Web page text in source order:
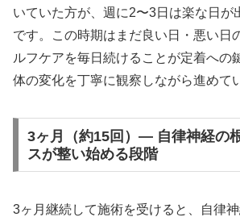
いていた方が、週に2〜3日は楽な日が
です。この時期はまだ良い日・悪い日
ルフケアを毎日続けることが定着への
体の変化を丁寧に観察しながら進めて
3ヶ月（約15回）— 自律神経の
スが整い始める段階
3ヶ月継続して施術を受けると、自律